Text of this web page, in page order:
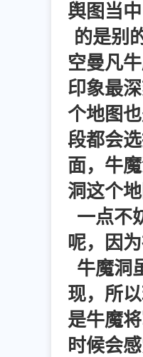
舆图当
的是别
空曼凡
印象最
个地图
段都会
面，牛
洞这个
一点不
呢，因
牛魔洞
现，所
是牛魔
时候会